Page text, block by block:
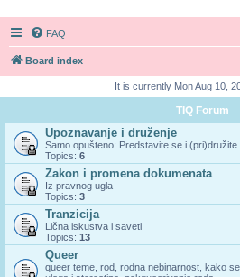
FAQ
Board index
It is currently Mon Aug 10,
TIQ Forum
Upoznavanje i druženje
Samo opušteno: Predstavite se i
Topics: 6
Zakon i promena dokumenata
Iz pravnog ugla
Topics: 3
Tranzicija
Lična iskustva i saveti
Topics: 13
Queer
queer teme, rod, rodna nebinarnost, kako